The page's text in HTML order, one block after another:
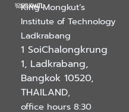
King Mongkut’s
Institute of Technology
Ladkrabang
1 SoiChalongkrung
1, Ladkrabang,
Bangkok 10520,
THAILAND,
office hours 8:30